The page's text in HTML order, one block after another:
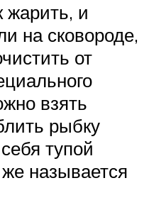
жарить, и
на сковороде,
от
взять
рыбку
тупой
называется